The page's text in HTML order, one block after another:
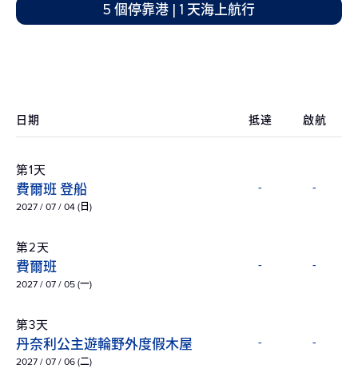
5 個停靠港 | 1 天海上航行
日期 抵達 啟航
第1天
費爾班 登船
2027 / 07 / 04 (日)
- -
第2天
費爾班
2027 / 07 / 05 (一)
- -
第3天
丹奈利公主遊輪野外度假木屋
2027 / 07 / 06 (二)
- -